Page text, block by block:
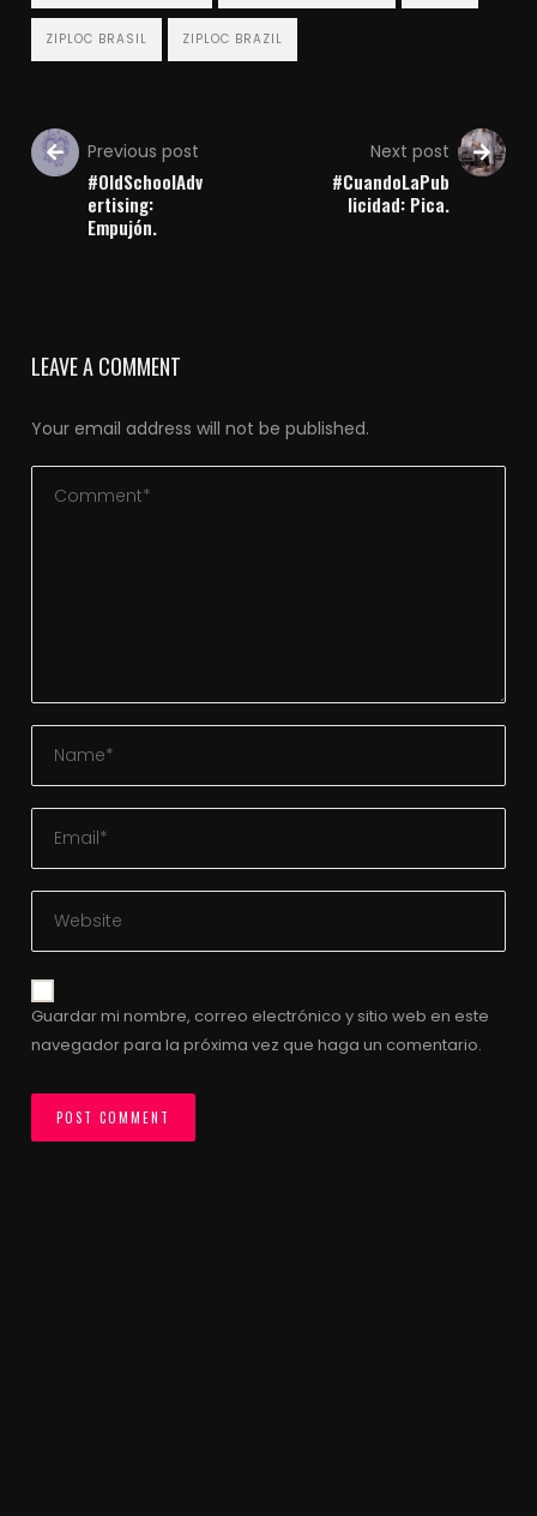
ZIPLOC BRASIL ZIPLOC BRAZIL
Previous post
#OldSchoolAdv
ertising:
Empujón.
Next post
#CuandoLaPub
licidad: Pica.
LEAVE A COMMENT
Your email address will not be published.
Guardar mi nombre, correo electrónico y sitio web en este
navegador para la próxima vez que haga un comentario.